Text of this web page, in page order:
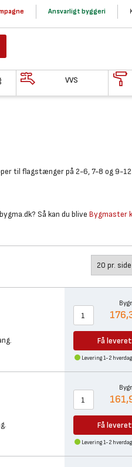
Ansvarligt byggeri
VVS
til flagstænger på 2-6, 7-8 og 9-
Så kan du blive Bygmaster
Få leveret
Levering 1-2
Få leveret
Levering 1-2